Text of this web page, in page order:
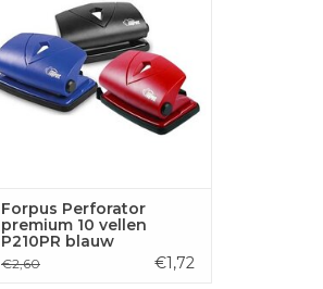
TOEVOEGEN AAN
WINKELWAGEN
Forpus Perforator
premium 10 vellen
P210PR blauw
€2,60 €1,72